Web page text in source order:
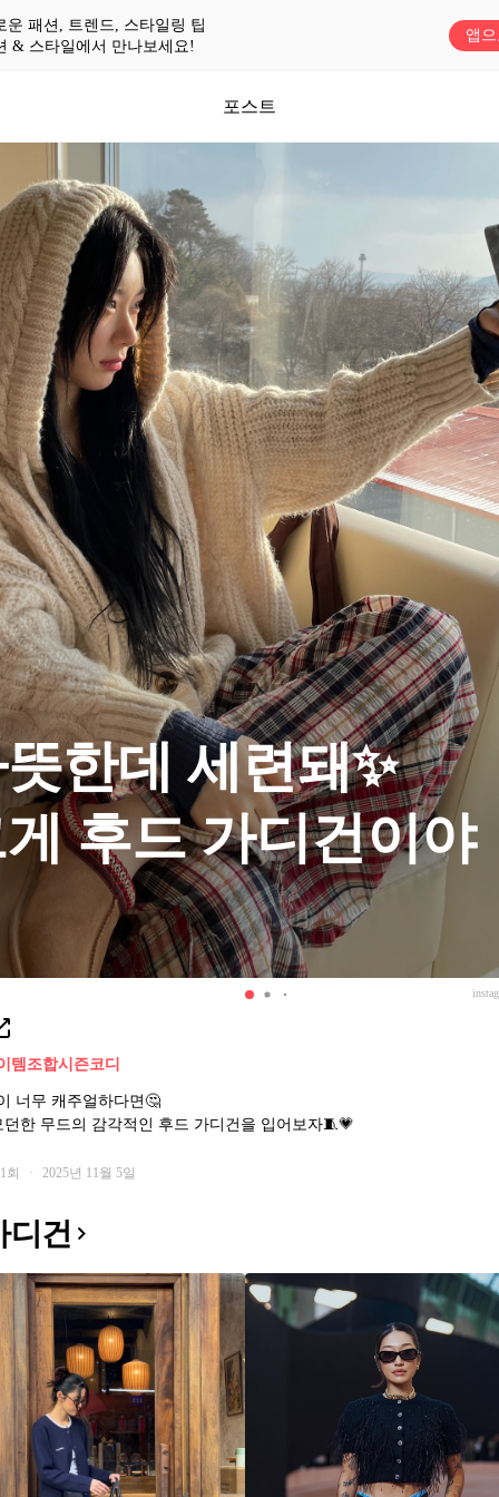
운 패션, 트렌드, 스타일링 팁
& 스타일에서 만나보세요!
앱
포스트
한데 세련돼✨
후드 가디건이야
템조합시즌코디
너무 캐주얼하다면🤔
던한 무드의 감각적인 후드 가디건을 입어보자🧵💗
회 · 2025년 11월 5일
디건